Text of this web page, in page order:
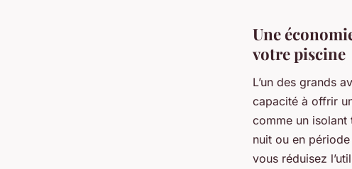
Une
votre piscine
L’un des grands
capacité à offrir
comme un isolant
nuit ou en
vous réduisez